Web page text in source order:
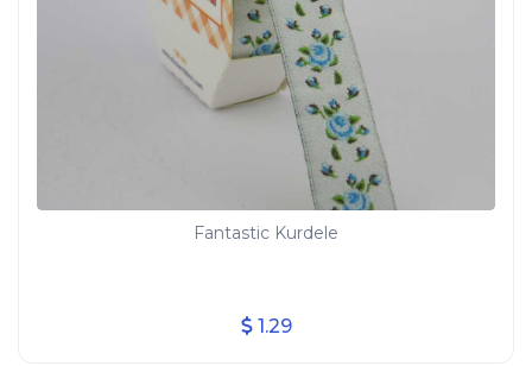
Fantastic Kurdele
1.29